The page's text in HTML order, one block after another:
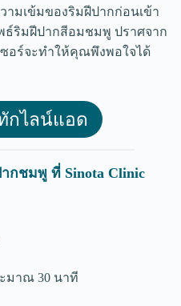
ามเข้มของริมฝีปากก่อนเข้า
ธ์ริมฝีปากสีอมชมพู ปราศจาก
อร์จะทำให้คุณพึงพอใจได้
กไลน์แอด
ากชมพู ที่ Sinota Clinic
มาณ 30 นาที